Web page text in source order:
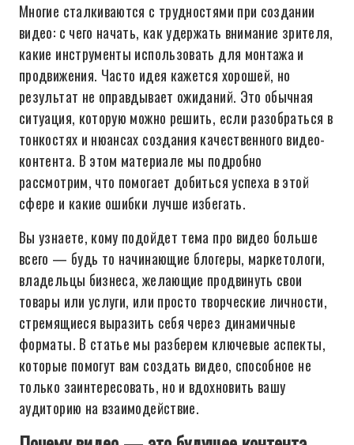
Многие сталкиваются с трудностями при создании
видео: с чего начать, как удержать внимание зрителя,
какие инструменты использовать для монтажа и
продвижения. Часто идея кажется хорошей, но
результат не оправдывает ожиданий. Это обычная
ситуация, которую можно решить, если разобраться в
тонкостях и нюансах создания качественного видео-
контента. В этом материале мы подробно
рассмотрим, что помогает добиться успеха в этой
сфере и какие ошибки лучше избегать.
Вы узнаете, кому подойдет тема про видео больше
всего — будь то начинающие блогеры, маркетологи,
владельцы бизнеса, желающие продвинуть свои
товары или услуги, или просто творческие личности,
стремящиеся выразить себя через динамичные
форматы. В статье мы разберем ключевые аспекты,
которые помогут вам создать видео, способное не
только заинтересовать, но и вдохновить вашу
аудиторию на взаимодействие.